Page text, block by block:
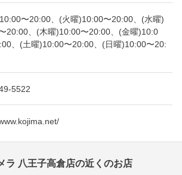
〜20:00、(火曜)10:00〜20:00、(水曜)
20:00、(木曜)10:00〜20:00、(金曜)10:0
、(土曜)10:00〜20:00、(日曜)10:00〜20:
5522
ラ 八王子高倉店の近くのお店